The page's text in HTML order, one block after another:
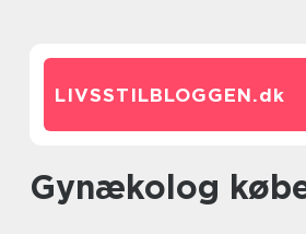
LIVSSTILBLOGGEN.dk
gynækolog